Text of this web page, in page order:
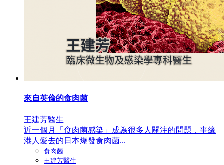
來自英倫的食肉菌
王建芳醫生
近一個月「食肉菌感染」成為很多人關注的問題，事緣
港人愛去的日本爆發食肉菌...
食肉菌
王建芳醫生